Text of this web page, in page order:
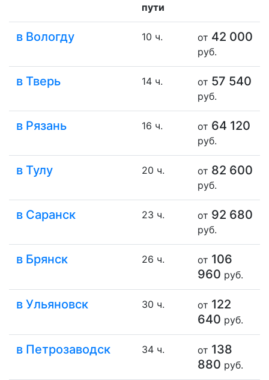
пути
в Вологду 10 ч. от 42 000
руб.
в Тверь 14 ч. от 57 540
руб.
в Рязань 16 ч. от 64 120
руб.
в Тулу 20 ч. от 82 600
руб.
в Саранск 23 ч. от 92 680
руб.
в Брянск 26 ч. от 106
960 руб.
в Ульяновск 30 ч. от 122
640 руб.
в Петрозаводск 34 ч. от 138
880 руб.